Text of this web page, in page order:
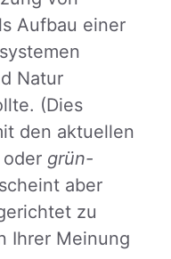
Aufbau einer
Natur
(Dies
den aktuellen
oder grün-
aber
zu
Ihrer Meinung